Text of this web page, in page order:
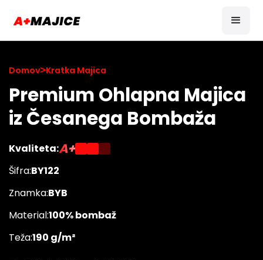
Domov>Kratka Majica
Premium Ohlapna Majica
iz Česanega Bombaža
Kvaliteta:A+
Šifra:BY122
Znamka:BYB
Material:100% bombaž
Teža:190 g/m²